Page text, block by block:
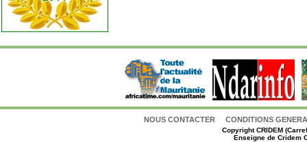
NOUS CONTACTER CONDITIONS
CopyrightCRIDEM
Enseigne de Cridem